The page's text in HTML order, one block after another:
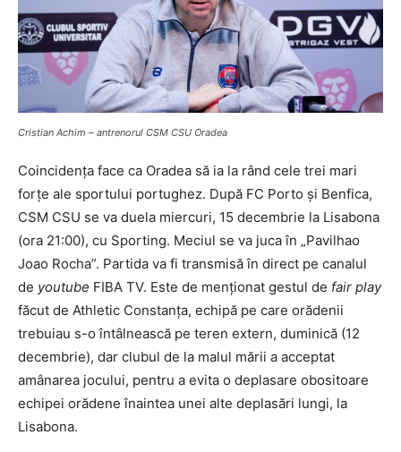
Cristian Achim – antrenorul CSM CSU Oradea
Coincidența face ca Oradea să ia la rând cele trei mari
forțe ale sportului portughez. După FC Porto și Benfica,
CSM CSU se va duela miercuri, 15 decembrie la Lisabona
(ora 21:00), cu Sporting. Meciul se va juca în „Pavilhao
Joao Rocha”. Partida va fi transmisă în direct pe canalul
de youtube FIBA TV. Este de menționat gestul de fair play
făcut de Athletic Constanța, echipă pe care orădenii
trebuiau s-o întâlnească pe teren extern, duminică (12
decembrie), dar clubul de la malul mării a acceptat
amânarea jocului, pentru a evita o deplasare obositoare
echipei orădene înaintea unei alte deplasări lungi, la
Lisabona.